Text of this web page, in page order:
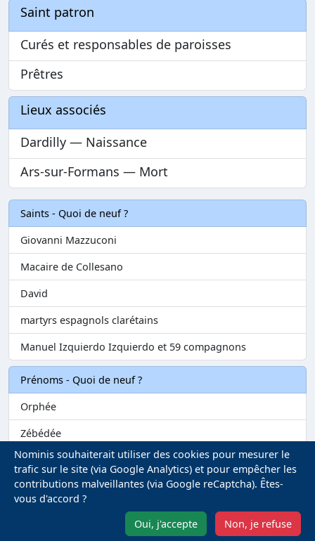
Saint patron
Curés et responsables de paroisses
Prêtres
Lieux associés
Dardilly — Naissance
Ars-sur-Formans — Mort
Saints - Quoi de neuf ?
Giovanni Mazzuconi
Macaire de Collesano
David
martyrs espagnols clarétains
Manuel Izquierdo Izquierdo et 59 compagnons
Prénoms - Quoi de neuf ?
Orphée
Zébédée
Melvil
Matilin
Mentions légales-Gestion des Cookies
Nominis souhaiterait utiliser des cookies pour mesurer le
trafic sur le site (via Google Analytics) et pour empêcher les
contributions malveillantes (via Google reCaptcha). Êtes-
vous d'accord ?
Oui, j'accepte
Non, je refuse